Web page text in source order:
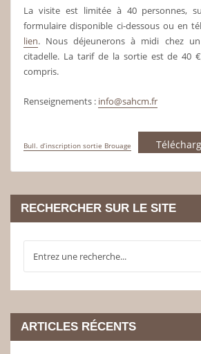
La visite est limitée à 40 personnes,
formulaire disponible ci-dessous ou en
lien. Nous déjeunerons à midi chez
citadelle. La tarif de la sortie est de 40
compris.
Renseignements : info@sahcm.fr
Bull. d’inscription sortie Brouage
RECHERCHER SUR LE SITE
RECHERCHER
ARTICLES RÉCENTS